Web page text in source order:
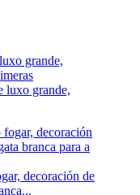
luxo grande,
decoración de